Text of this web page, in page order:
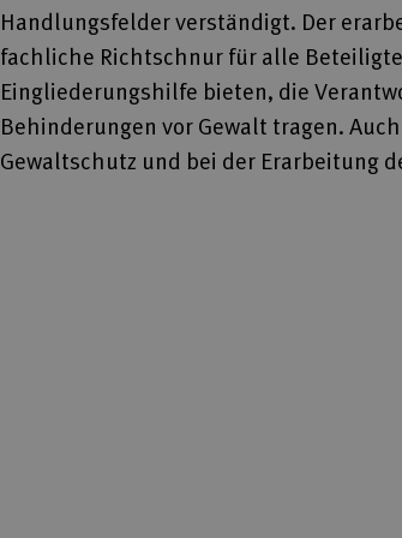
Handlungsfelder verständigt. Der
fachliche Richtschnur für alle
Eingliederungshilfe bieten, die
Behinderungen vor Gewalt tragen.
Gewaltschutz und bei der Erarbeitung